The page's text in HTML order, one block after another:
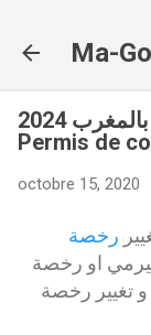
Ma-
وثائق تجديد رخصة السياقة بالمغرب 2024
Permis de
octobre 15, 2020
رخصة
او رخصة
تغيير رخصة